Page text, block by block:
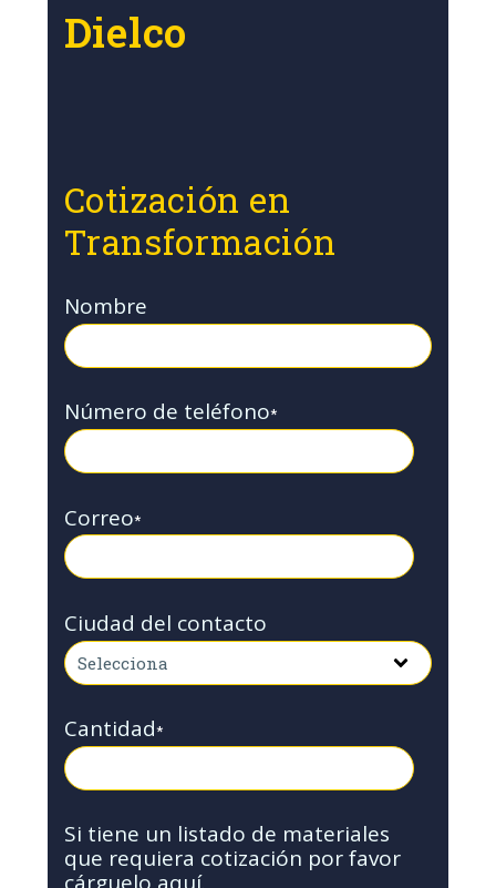
Dielco
Cotización en
Transformación
Nombre
Número de teléfono*
Correo*
Ciudad del contacto
Cantidad*
Si tiene un listado de materiales
que requiera cotización por favor